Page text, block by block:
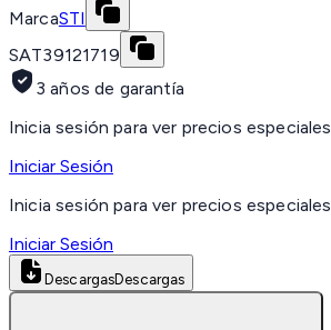
MarcaSTI
SAT39121719
3 años de garantía
Inicia sesión para ver precios especiales
Iniciar Sesión
Inicia sesión para ver precios especiales
Iniciar Sesión
DescargasDescargas